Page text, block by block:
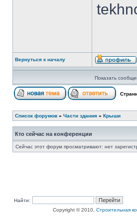
Вернуться к началу
Показать
Список форумов » Части здания » Крыши
Кто сейчас на конференции
Сейчас этот форум просматривают: нет
Найти:
Copyright © 2010, Строительная